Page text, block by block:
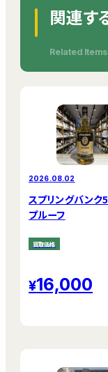
関連す
Related Items
2026.08.02
スプリングバンク
プルーフ
買取価格
16,000